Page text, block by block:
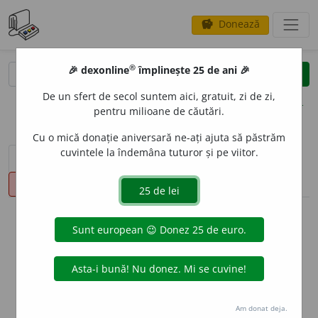
savings Donează
clear
opțiuni
sinteza definițiilor (1) definiții (4)
declinări
info
Aceste definiții sunt compilate de
echipa dexonline. Definițiile
originale se află pe filadefiniții.
Puteți reordona filele pe pagina de
🎉 dexonline® împlinește 25 de ani 🎉
De un sfert de secol suntem aici, gratuit, zi de zi,
pentru milioane de căutări.
Cu o mică donație aniversară ne-ați ajuta să păstrăm
cuvintele la îndemâna tuturor și pe viitor.
Am donat deja.